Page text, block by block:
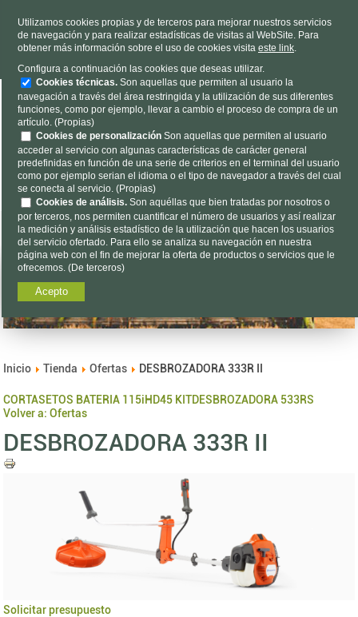
HORARIOL-V 9h a 19h S 9h a 13h
Dónde estamos |Contacto| Nosotros
Encuéntalo aquí...
Inicio Tienda Ofertas DESBROZADORA 333R II
CORTASETOS BATERIA 115iHD45 KITDESBROZADORA 533RS
Volver a: Ofertas
DESBROZADORA 333R II
Solicitar presupuesto
Utilizamos cookies propias y de terceros para mejorar nuestros servicios
de navegación y para realizar estadísticas de visitas al WebSite. Para
obtener más información sobre el uso de cookies visita este link.
Configura a continuación las cookies que deseas utilizar.
Cookies técnicas. Son aquellas que permiten al usuario la
navegación a través del área restringida y la utilización de sus diferentes
funciones, como por ejemplo, llevar a cambio el proceso de compra de un
artículo. (Propias)
Cookies de personalización Son aquellas que permiten al usuario
acceder al servicio con algunas características de carácter general
predefinidas en función de una serie de criterios en el terminal del usuario
como por ejemplo serian el idioma o el tipo de navegador a través del cual
se conecta al servicio. (Propias)
Cookies de análisis. Son aquéllas que bien tratadas por nosotros o
por terceros, nos permiten cuantificar el número de usuarios y así realizar
la medición y análisis estadístico de la utilización que hacen los usuarios
del servicio ofertado. Para ello se analiza su navegación en nuestra
página web con el fin de mejorar la oferta de productos o servicios que le
ofrecemos. (De terceros)
Acepto